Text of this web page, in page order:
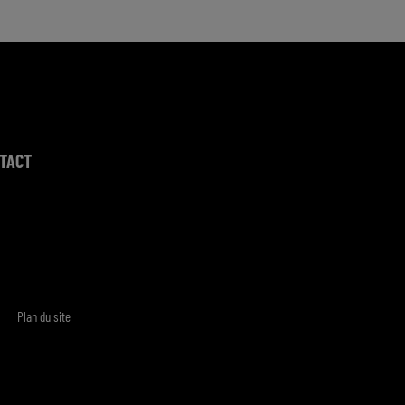
Plan du site